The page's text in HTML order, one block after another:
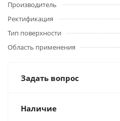
Производитель
Ректификация
Тип поверхности
Область применения
Задать вопрос
Наличие